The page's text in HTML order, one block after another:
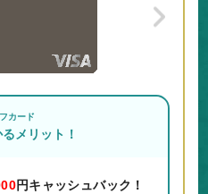
カード
メリット！
円キャッシュバック！